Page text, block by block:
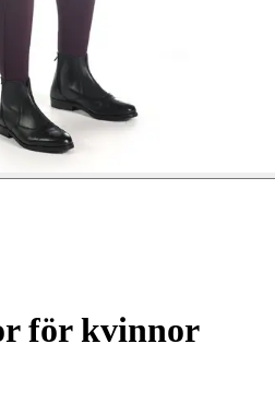
för kvinnor